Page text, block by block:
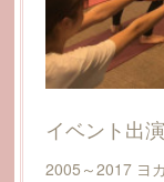
イベント出演
2005～2017 ヨ